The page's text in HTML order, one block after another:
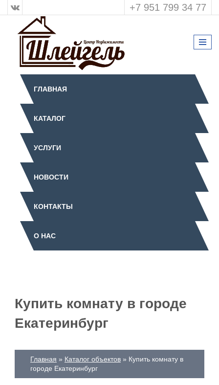
+7 951 799 34 77
ГЛАВНАЯ
КАТАЛОГ
УСЛУГИ
НОВОСТИ
КОНТАКТЫ
О НАС
Купить комнату в городе
Екатеринбург
Главная Каталог объектов
Купить комнату в
городе Екатеринбург